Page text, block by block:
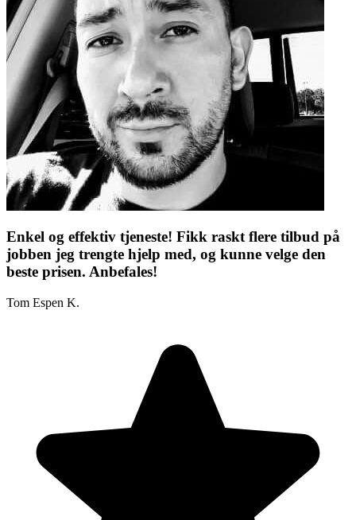
Enkel og effektiv tjeneste! Fikk raskt flere tilbud på
jobben jeg trengte hjelp med, og kunne velge den
beste prisen. Anbefales!
Tom Espen K.